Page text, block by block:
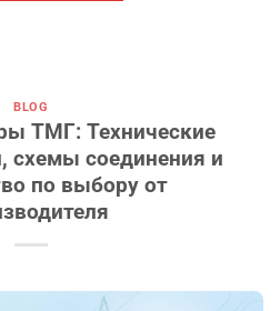
BLOG
ТМГ: Технические
схемы соединения и
по выбору от